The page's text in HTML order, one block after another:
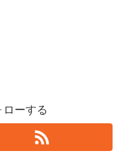
ーする